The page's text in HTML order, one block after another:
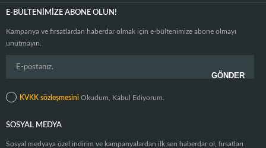
E-BÜLTENIMIZE ABONE OLUN!
Kampanya ve fırsatlardan haberdar olmak için e-bültenimize abone olmayı
unutmayın.
KVKK sözleşmesini Okudum, Kabul Ediyorum.
SOSYAL MEDYA
Sosyal medyaya özel indirim ve kampanyalardan ilk sen haberdar ol, fırsatları